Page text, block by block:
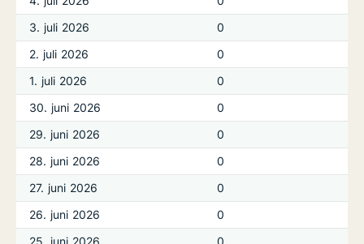
3. juli 2026
0
2. juli 2026
0
1. juli 2026
0
30. juni 2026
0
29. juni 2026
0
28. juni 2026
0
27. juni 2026
0
26. juni 2026
0
25. juni 2026
0